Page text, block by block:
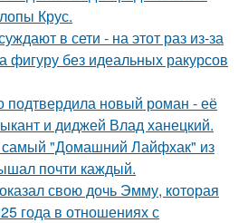
Крус.
в сети - на этот раз из-за
фигуру без идеальных ракурсов
новый роман - её
и диджей Влад ханецкий.
самый "Домашний Лайфхак" из
почти каждый.
свою дочь Эмму, которая
года в отношениях с